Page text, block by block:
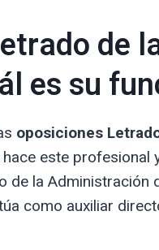
de
es su
oposiciones
este
de la
como auxiliar